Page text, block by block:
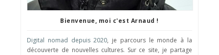
Bienvenue, moi c'est Arnaud !
Digital nomad depuis 2020, je parcours le monde à la
découverte de nouvelles cultures. Sur ce site, je partage